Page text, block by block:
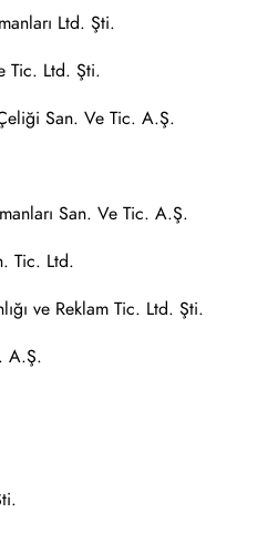
Ltd. Şti.
Tic. Ltd. Şti.
San. Ve Tic. A.Ş.
San. Ve Tic. A.Ş.
Tic. Ltd.
ve Reklam Tic. Ltd. Şti.
A.Ş.